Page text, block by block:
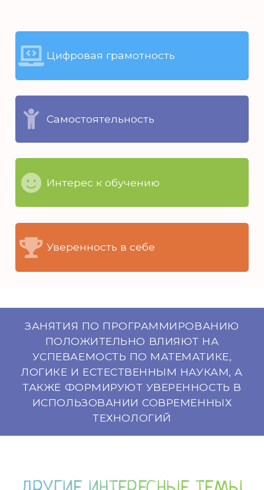
Цифровая грамотность
Самостоятельность
Интерес к обучению
Уверенность в себе
ЗАНЯТИЯ ПО ПРОГРАММИРОВАНИЮ
ПОЛОЖИТЕЛЬНО ВЛИЯЮТ НА
УСПЕВАЕМОСТЬ ПО МАТЕМАТИКЕ,
ЛОГИКЕ И ЕСТЕСТВЕННЫМ НАУКАМ, А
ТАКЖЕ ФОРМИРУЮТ УВЕРЕННОСТЬ В
ИСПОЛЬЗОВАНИИ СОВРЕМЕННЫХ
ТЕХНОЛОГИЙ